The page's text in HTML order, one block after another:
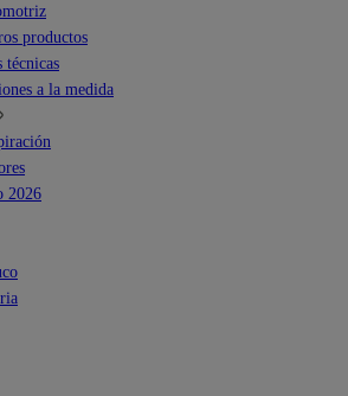
productos
técnicas
a la medida
2026